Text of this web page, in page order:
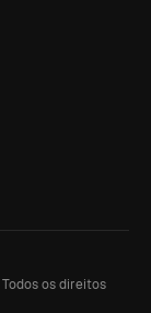
Todos os direitos